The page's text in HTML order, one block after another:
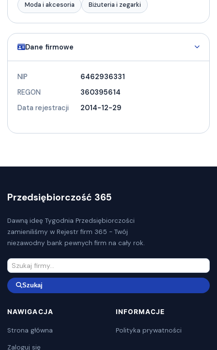
Moda i akcesoria Biżuteria i zegarki
Dane firmowe
NIP
6462936331
REGON
360395614
Data rejestracji
2014-12-29
Przedsiębiorczość 365
Dawną ideę Tygodnia Przedsiębiorczości
zamieniliśmy w Rejestr firm 365 - Twój
niezawodny bank pewnych firm na cały rok.
Szukaj
NAWIGACJA
Strona główna
Zaloguj się
INFORMACJE
Polityka prywatności